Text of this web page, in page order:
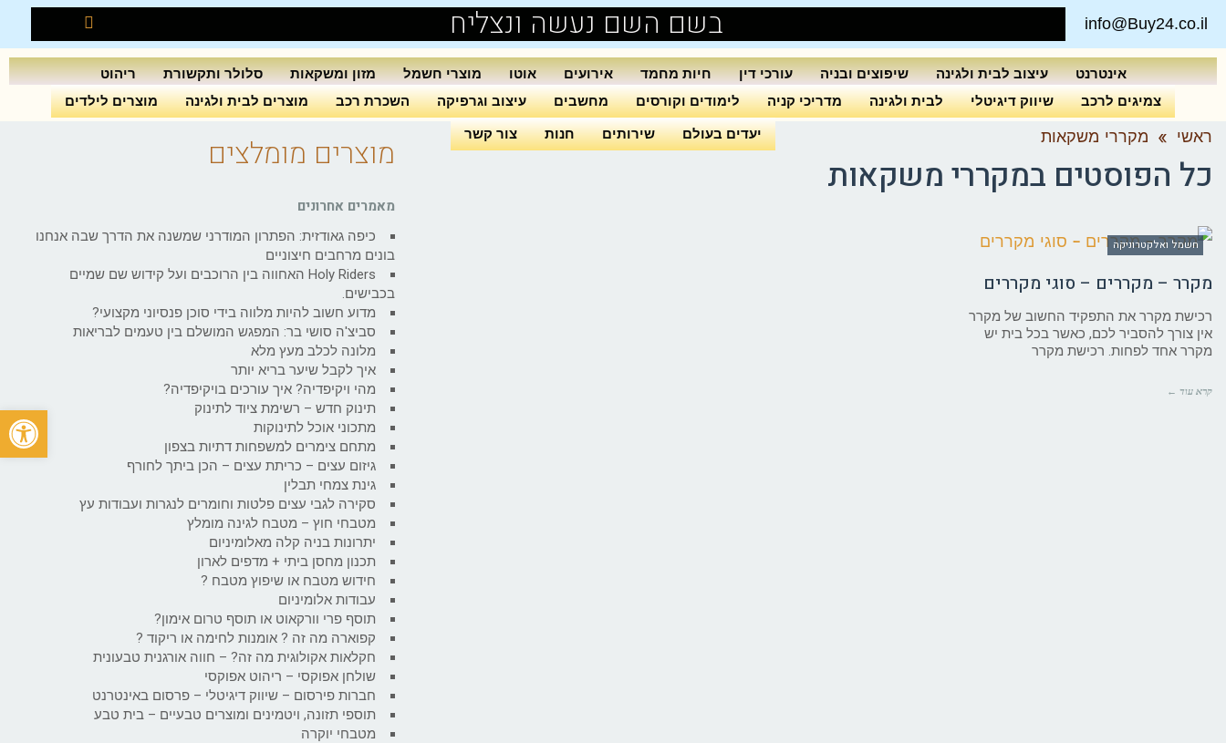
info@Buy24.co.il בשם השם נעשה ונצליח
אינטרנט עיצוב לבית ולגינה שיפוצים ובניה עורכי דין חיות מחמד אירועים אוטו מוצרי חשמל מזון ומשקאות סלולר ותקשורת
ריהוט
צמיגים לרכב
שיווק דיגיטלי לבית ולגינה מדריכי קניה לימודים וקורסים מחשבים עיצוב וגרפיקה השכרת רכב מוצרים לבית ולגינה מוצרים לילדים
יעדים בעולם שירותים חנות צור קשר ראשי » מקררי משקאות
כל הפוסטים במקררי משקאות
חשמל ואלקטרוניקה
מקרר – מקררים – סוגי מקררים
רכישת מקרר את התפקיד החשוב של מקרר
אין צורך להסביר לכם, כאשר בכל בית יש
מקרר אחד לפחות. רכישת מקרר
קרא עוד ←
מוצרים מומלצים
מאמרים אחרונים
כיפה גאודזית: הפתרון המודרני שמשנה את הדרך שבה אנחנו
בונים מרחבים חיצוניים
Holy Riders האחווה בין הרוכבים ועל קידוש שם שמיים
בכבישים.
מדוע חשוב להיות מלווה בידי סוכן פנסיוני מקצועי?
סביצ'ה סושי בר: המפגש המושלם בין טעמים לבריאות
מלונה לכלב מעץ מלא
איך לקבל שיער בריא יותר
מהי ויקיפדיה? איך עורכים בויקיפדיה?
תינוק חדש – רשימת ציוד לתינוק
מתכוני אוכל לתינוקות
מתחם צימרים למשפחות דתיות בצפון
גיזום עצים – כריתת עצים – הכן ביתך לחורף
גינת צמחי תבלין
סקירה לגבי עצים פלטות וחומרים לנגרות ועבודות עץ
מטבחי חוץ – מטבח לגינה מומלץ
יתרונות בניה קלה מאלומיניום
תכנון מחסן ביתי + מדפים לארון
חידוש מטבח או שיפוץ מטבח ?
עבודות אלומיניום
תוסף פרי וורקאוט או תוסף טרום אימון?
קפוארה מה זה ? אומנות לחימה או ריקוד ?
חקלאות אקולוגית מה זה? – חווה אורגנית טבעונית
שולחן אפוקסי – ריהוט אפוקסי
חברות פירסום – שיווק דיגיטלי – פרסום באינטרנט
תוספי תזונה, ויטמינים ומוצרים טבעיים – בית טבע
מטבחי יוקרה